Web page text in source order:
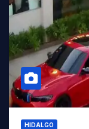
HIDALGO